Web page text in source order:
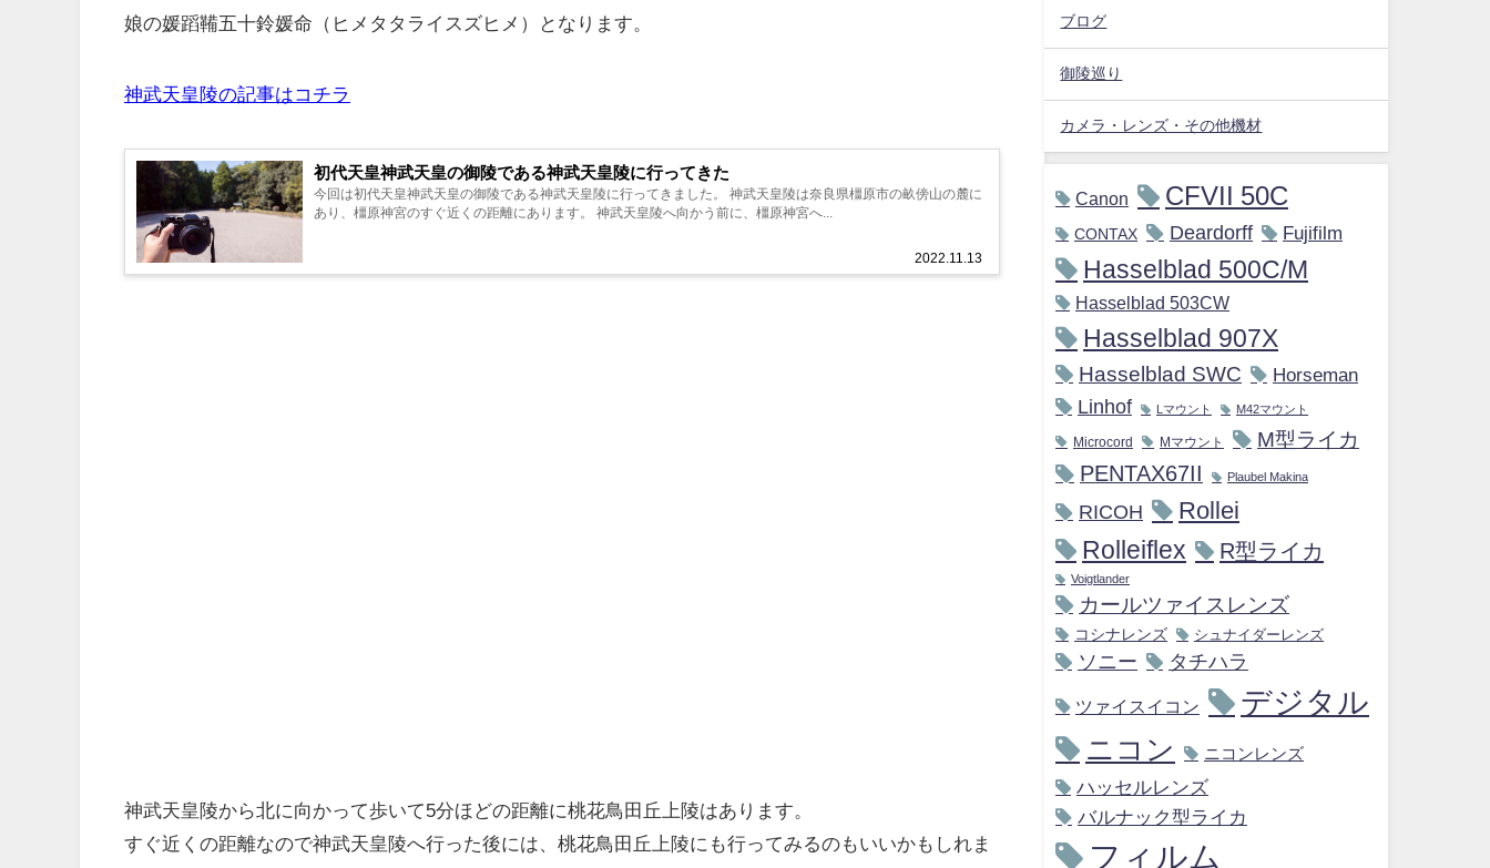
娘の媛蹈鞴五十鈴媛命（ヒメタタライスズヒメ）となります。
神武天皇陵の記事はコチラ
初代天皇神武天皇の御陵である神武天皇陵に行ってきた
2022.11.13
今回は初代天皇神武天皇の御陵である神武天皇陵に行ってきました。 神武天皇陵は奈良県橿原市の畝傍山の麓に
あり、橿原神宮のすぐ近くの距離にあります。 神武天皇陵へ向かう前に、橿原神宮へ...
神武天皇陵から北に向かって歩いて5分ほどの距離に桃花鳥田丘上陵はあります。
すぐ近くの距離なので神武天皇陵へ行った後には、桃花鳥田丘上陵にも行ってみるのもいいかもしれま
ブログ
御陵巡り
カメラ・レンズ・その他機材
Canon CFVII 50C
CONTAX Deardorff Fujifilm
Hasselblad 500C/M
Hasselblad 503CW
Hasselblad 907X
Hasselblad SWC Horseman
Linhof Lマウント M42マウント
Microcord Mマウント
M型ライカ
PENTAX67II
Plaubel Makina
RICOH
Rollei
Rolleiflex
R型ライカ
Voigtlander
カールツァイスレンズ
コシナレンズ シュナイダーレンズ
ソニー タチハラ
ツァイスイコン デジタル
ニコン ニコンレンズ
ハッセルレンズ
バルナック型ライカ
フィルム